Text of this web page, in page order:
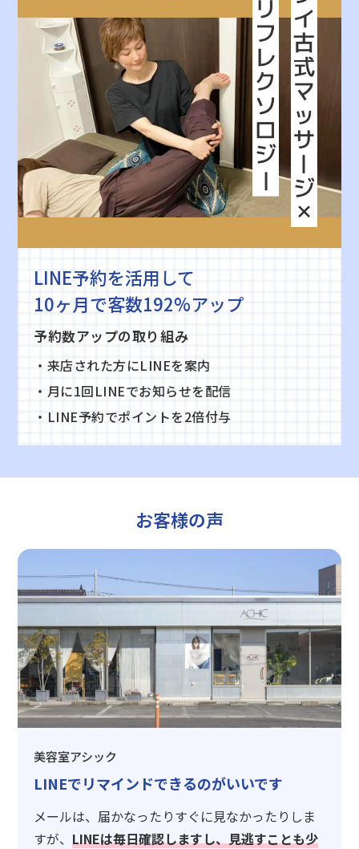
LINE予約を活用して
10ヶ月で客数192%アップ
予約数アップの取り組み
・来店された方にLINEを案内
・月に1回LINEでお知らせを配信
・LINE予約でポイントを2倍付与
お客様の声
美容室アシック
LINEでリマインドできるのがいいです
メールは、届かなったりすぐに見なかったりしま
すが、 LINEは毎日確認しますし、見逃すことも少